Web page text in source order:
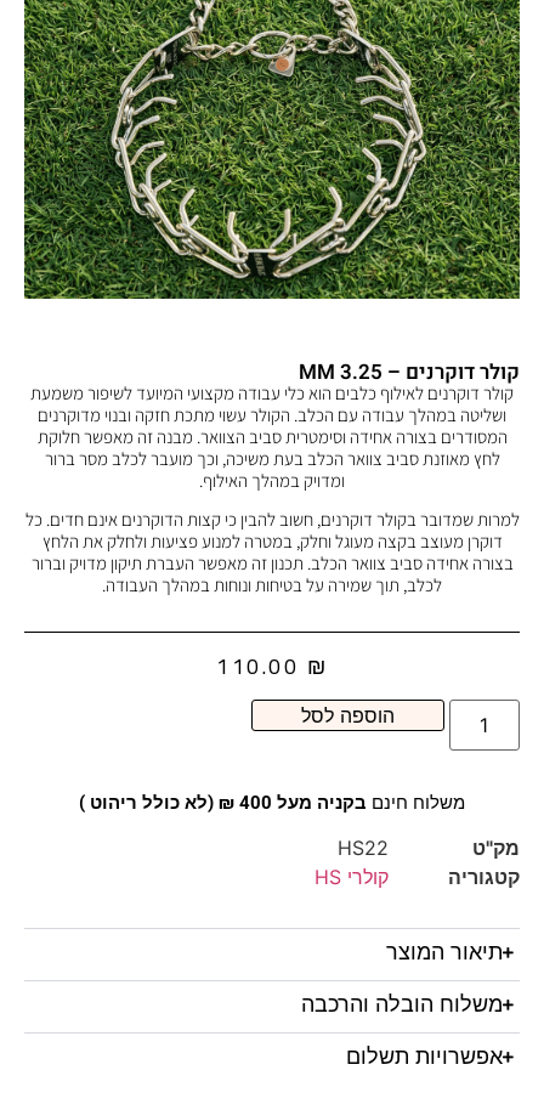
קולר דוקרנים – 3.25 MM
קולר דוקרנים לאילוף כלבים הוא כלי עבודה מקצועי המיועד לשיפור משמעת
ושליטה במהלך עבודה עם הכלב. הקולר עשוי מתכת חזקה ובנוי מדוקרנים
המסודרים בצורה אחידה וסימטרית סביב הצוואר. מבנה זה מאפשר חלוקת
לחץ מאוזנת סביב צוואר הכלב בעת משיכה, וכך מועבר לכלב מסר ברור
ומדויק במהלך האילוף.
למרות שמדובר בקולר דוקרנים, חשוב להבין כי קצות הדוקרנים אינם חדים. כל
דוקרן מעוצב בקצה מעוגל וחלק, במטרה למנוע פציעות ולחלק את הלחץ
בצורה אחידה סביב צוואר הכלב. תכנון זה מאפשר העברת תיקון מדויק וברור
לכלב, תוך שמירה על בטיחות ונוחות במהלך העבודה.
110.00 ₪
הוספה לסל
משלוח חינם בקניה מעל 400 ₪ (לא כולל ריהוט )
מק"ט
HS22
קטגוריה
קולרי HS
תיאור המוצר
משלוח הובלה והרכבה
אפשרויות תשלום